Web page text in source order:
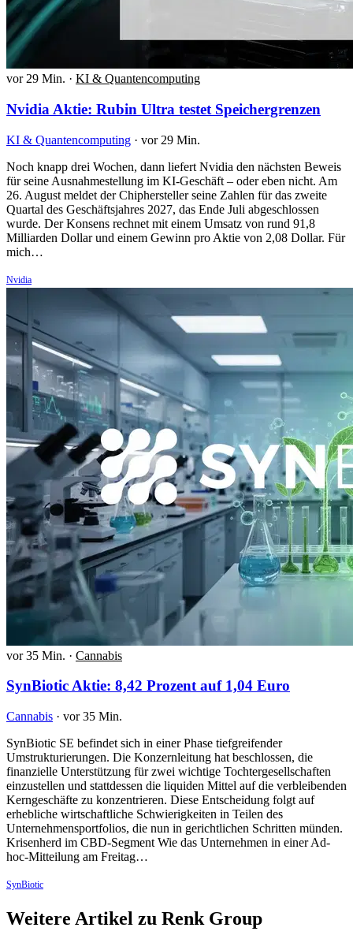
vor 29 Min. · KI & Quantencomputing
Nvidia Aktie: Rubin Ultra testet Speichergrenzen
KI & Quantencomputing · vor 29 Min.
Noch knapp drei Wochen, dann liefert Nvidia den nächsten Beweis
für seine Ausnahmestellung im KI-Geschäft – oder eben nicht. Am
26. August meldet der Chiphersteller seine Zahlen für das zweite
Quartal des Geschäftsjahres 2027, das Ende Juli abgeschlossen
wurde. Der Konsens rechnet mit einem Umsatz von rund 91,8
Milliarden Dollar und einem Gewinn pro Aktie von 2,08 Dollar. Für
mich…
Nvidia
vor 35 Min. · Cannabis
SynBiotic Aktie: 8,42 Prozent auf 1,04 Euro
Cannabis · vor 35 Min.
SynBiotic SE befindet sich in einer Phase tiefgreifender
Umstrukturierungen. Die Konzernleitung hat beschlossen, die
finanzielle Unterstützung für zwei wichtige Tochtergesellschaften
einzustellen und stattdessen die liquiden Mittel auf die verbleibenden
Kerngeschäfte zu konzentrieren. Diese Entscheidung folgt auf
erhebliche wirtschaftliche Schwierigkeiten in Teilen des
Unternehmensportfolios, die nun in gerichtlichen Schritten münden.
Krisenherd im CBD-Segment Wie das Unternehmen in einer Ad-
hoc-Mitteilung am Freitag…
SynBiotic
Weitere Artikel zu Renk Group